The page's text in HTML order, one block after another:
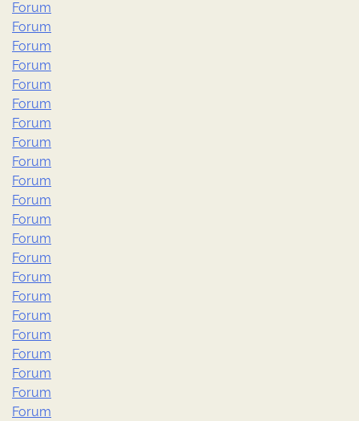
Forum
Forum
Forum
Forum
Forum
Forum
Forum
Forum
Forum
Forum
Forum
Forum
Forum
Forum
Forum
Forum
Forum
Forum
Forum
Forum
Forum
Forum